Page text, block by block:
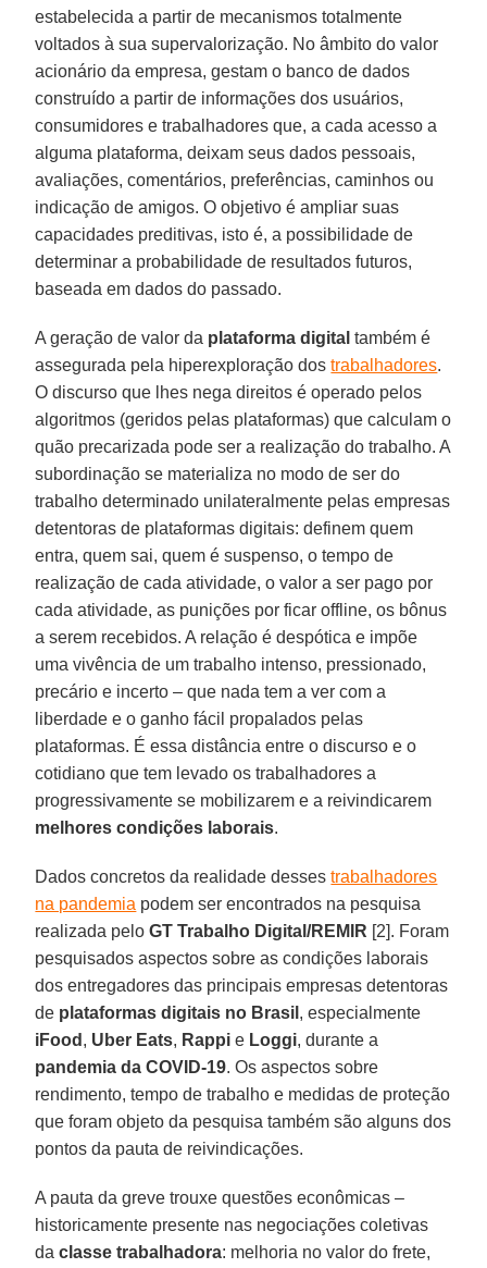
estabelecida a partir de mecanismos totalmente
voltados à sua supervalorização. No âmbito do valor
acionário da empresa, gestam o banco de dados
construído a partir de informações dos usuários,
consumidores e trabalhadores que, a cada acesso a
alguma plataforma, deixam seus dados pessoais,
avaliações, comentários, preferências, caminhos ou
indicação de amigos. O objetivo é ampliar suas
capacidades preditivas, isto é, a possibilidade de
determinar a probabilidade de resultados futuros,
baseada em dados do passado.
A geração de valor da plataforma digital também é
assegurada pela hiperexploração dostrabalhadores.
O discurso que lhes nega direitos é operado pelos
algoritmos (geridos pelas plataformas) que calculam o
quão precarizada pode ser a realização do trabalho. A
subordinação se materializa no modo de ser do
trabalho determinado unilateralmente pelas empresas
detentoras de plataformas digitais: definem quem
entra, quem sai, quem é suspenso, o tempo de
realização de cada atividade, o valor a ser pago por
cada atividade, as punições por ficar offline, os bônus
a serem recebidos. A relação é despótica e impõe
uma vivência de um trabalho intenso, pressionado,
precário e incerto – que nada tem a ver com a
liberdade e o ganho fácil propalados pelas
plataformas. É essa distância entre o discurso e o
cotidiano que tem levado os trabalhadores a
progressivamente se mobilizarem e a reivindicarem
melhores condições laborais.
Dados concretos da realidade desses trabalhadores
na pandemia podem ser encontrados na pesquisa
realizada peloGT Trabalho Digital/REMIR [2]. Foram
pesquisados aspectos sobre as condições laborais
dos entregadores das principais empresas detentoras
de plataformas digitais no Brasil , especialmente
iFood , Uber Eats, Rappi e Loggi, durante a
pandemia da COVID-19. Os aspectos sobre
rendimento, tempo de trabalho e medidas de proteção
que foram objeto da pesquisa também são alguns dos
pontos da pauta de reivindicações.
A pauta da greve trouxe questões econômicas –
historicamente presente nas negociações coletivas
daclasse trabalhadora: melhoria no valor do frete,